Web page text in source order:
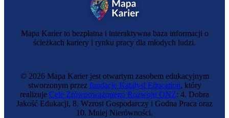
Mapa Karier to bezpłatna i interaktywna baza informacji o
ścieżkach kariery i rynku pracy dla młodych ludzi.
© 2026 Mapa Karier jest otwartym zasobem edukacyjnym
stworzonym przez fundację Katalyst Education, który
realizuje Cele Zrównoważonego Rozwoju ONZ: 4. Dobra
Jakość Edukacji, 8. Wzrost Gospodarczy i Godna Praca oraz
10. Mniej Nierówności.